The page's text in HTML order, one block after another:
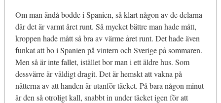
Om man ändå bodde i Spanien, så klart någon av de delarna
där det är varmt året runt. Så mycket bättre man hade mått,
kroppen hade mått så bra av värme året runt. Det hade även
funkat att bo i Spanien på vintern och Sverige på sommaren.
Men så är inte fallet, istället bor man i ett äldre hus. Som
dessvärre är väldigt dragit. Det är hemskt att vakna på
nätterna av att handen är utanför täcket. På bara någon minut
är den så otroligt kall, snabbt in under täcket igen för att